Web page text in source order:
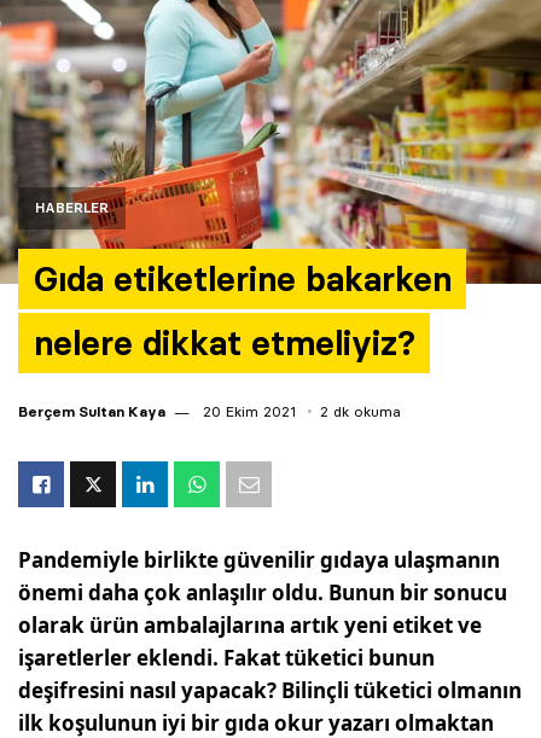
HABERLER
Gıda etiketlerine bakarken
nelere dikkat etmeliyiz?
Berçem Sultan Kaya 20 Ekim 2021 2 dk okuma
Pandemiyle birlikte güvenilir gıdaya ulaşmanın
önemi daha çok anlaşılır oldu. Bunun bir sonucu
olarak ürün ambalajlarına artık yeni etiket ve
işaretlerler eklendi. Fakat tüketici bunun
deşifresini nasıl yapacak? Bilinçli tüketici olmanın
ilk koşulunun iyi bir gıda okur yazarı olmaktan
Araştırma